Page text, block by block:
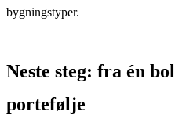
bygningstyper.
Neste steg: fra én
portefølje